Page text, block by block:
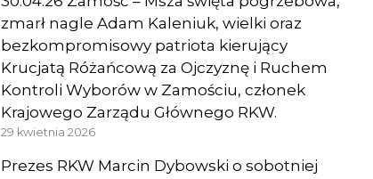
zmarł nagle Adam Kaleniuk, wielki oraz
bezkompromisowy patriota kierujący
Krucjatą Różańcową za Ojczyznę i Ruchem
Kontroli Wyborów w Zamościu, członek
Krajowego Zarządu Głównego RKW.
29 kwietnia 2026
Prezes RKW Marcin Dybowski o sobotniej